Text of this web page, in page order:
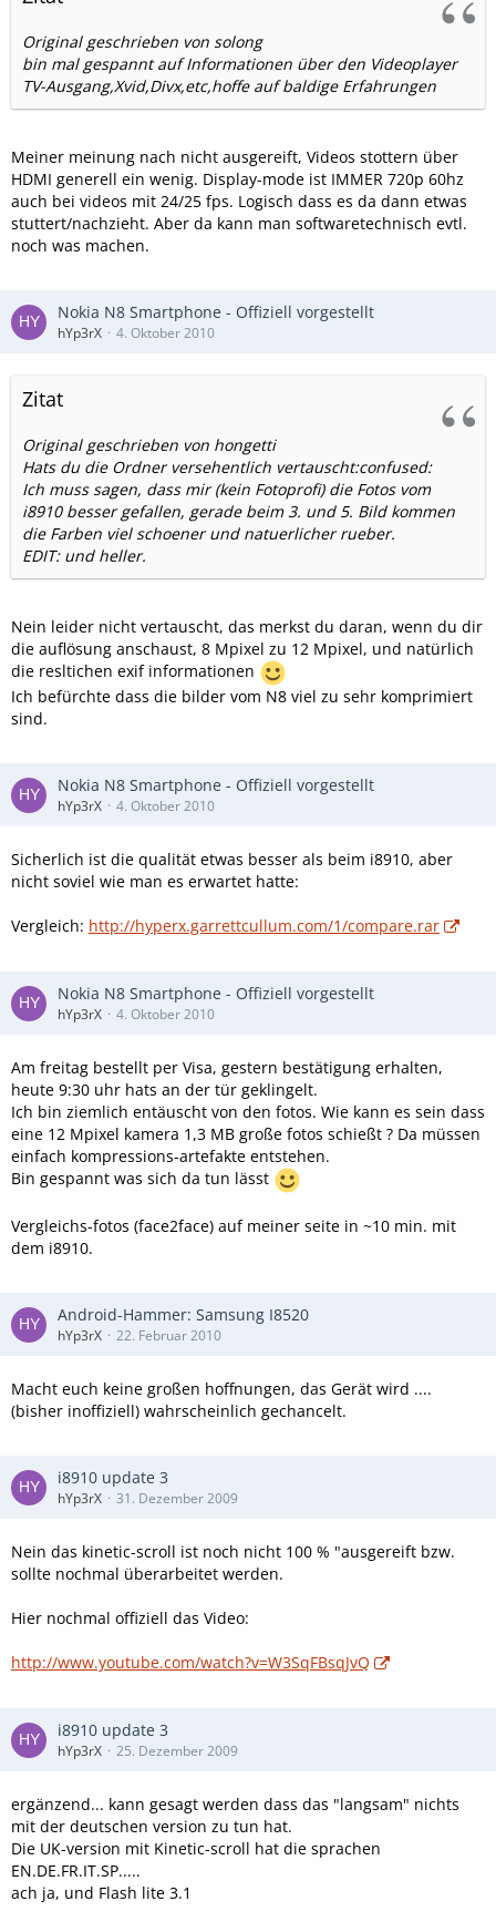
Original geschrieben von solong
bin mal gespannt auf Informationen über den Videoplayer
TV-Ausgang,Xvid,Divx,etc,hoffe auf baldige Erfahrungen
Meiner meinung nach nicht ausgereift, Videos stottern über
HDMI generell ein wenig. Display-mode ist IMMER 720p 60hz
auch bei videos mit 24/25 fps. Logisch dass es da dann etwas
stuttert/nachzieht. Aber da kann man softwaretechnisch evtl.
noch was machen.
Nokia N8 Smartphone - Offiziell vorgestellt
hYp3rX 4. Oktober 2010
Zitat
Original geschrieben von hongetti
Hats du die Ordner versehentlich vertauscht:confused:
Ich muss sagen, dass mir (kein Fotoprofi) die Fotos vom
i8910 besser gefallen, gerade beim 3. und 5. Bild kommen
die Farben viel schoener und natuerlicher rueber.
EDIT: und heller.
Nein leider nicht vertauscht, das merkst du daran, wenn du dir
die auflösung anschaust, 8 Mpixel zu 12 Mpixel, und natürlich
die resltichen exif informationen
Ich befürchte dass die bilder vom N8 viel zu sehr komprimiert
sind.
Nokia N8 Smartphone - Offiziell vorgestellt
hYp3rX 4. Oktober 2010
Sicherlich ist die qualität etwas besser als beim i8910, aber
nicht soviel wie man es erwartet hatte:
Vergleich: http://hyperx.garrettcullum.com/1/compare.rar
Nokia N8 Smartphone - Offiziell vorgestellt
hYp3rX 4. Oktober 2010
Am freitag bestellt per Visa, gestern bestätigung erhalten,
heute 9:30 uhr hats an der tür geklingelt.
Ich bin ziemlich entäuscht von den fotos. Wie kann es sein dass
eine 12 Mpixel kamera 1,3 MB große fotos schießt ? Da müssen
einfach kompressions-artefakte entstehen.
Bin gespannt was sich da tun lässt
Vergleichs-fotos (face2face) auf meiner seite in ~10 min. mit
dem i8910.
Android-Hammer: Samsung I8520
hYp3rX 22. Februar 2010
Macht euch keine großen hoffnungen, das Gerät wird ....
(bisher inoffiziell) wahrscheinlich gechancelt.
i8910 update 3
hYp3rX 31. Dezember 2009
Nein das kinetic-scroll ist noch nicht 100 % "ausgereift bzw.
sollte nochmal überarbeitet werden.
Hier nochmal offiziell das Video:
http://www.youtube.com/watch?v=W3SqFBsqJvQ
i8910 update 3
hYp3rX 25. Dezember 2009
ergänzend... kann gesagt werden dass das "langsam" nichts
mit der deutschen version zu tun hat.
Die UK-version mit Kinetic-scroll hat die sprachen
EN.DE.FR.IT.SP.....
ach ja, und Flash lite 3.1